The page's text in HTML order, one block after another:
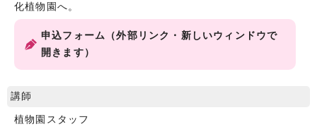
化植物園へ。
申込フォーム（外部リンク・新しいウィンドウで
開きます）
講師
植物園スタッフ